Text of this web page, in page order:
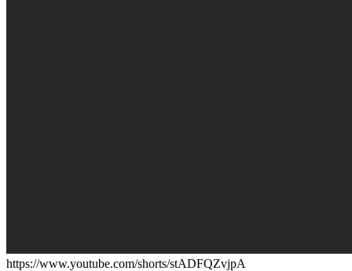
https://www.youtube.com/shorts/stADFQZvjpA